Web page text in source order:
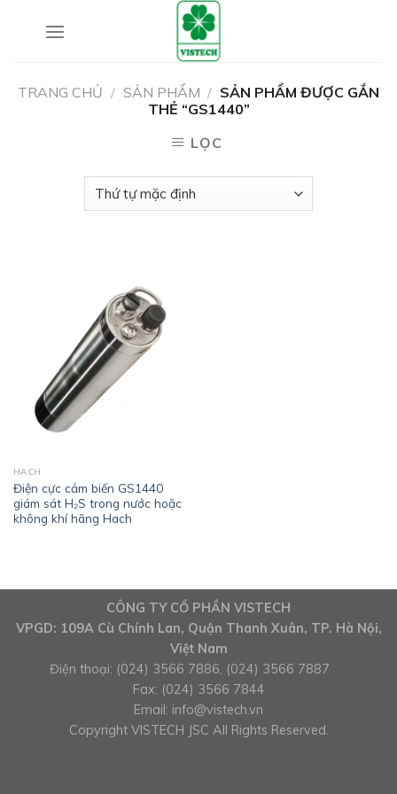
TRANG CHỦ / SẢN PHẨM / SẢN PHẨM ĐƯỢC GẮN
THẺ “GS1440”
LỌC
HACH
Điện cực cảm biến GS1440
giám sát H₂S trong nước hoặc
không khí hãng Hach
CÔNG TY CỔ PHẦN VISTECH
VPGD: 109A Cù Chính Lan, Quận Thanh Xuân, TP. Hà Nội,
Việt Nam
Điện thoại: (024) 3566 7886, (024) 3566 7887
Fax: (024) 3566 7844
Email: info@vistech.vn
Copyright VISTECH JSC All Rights Reserved.